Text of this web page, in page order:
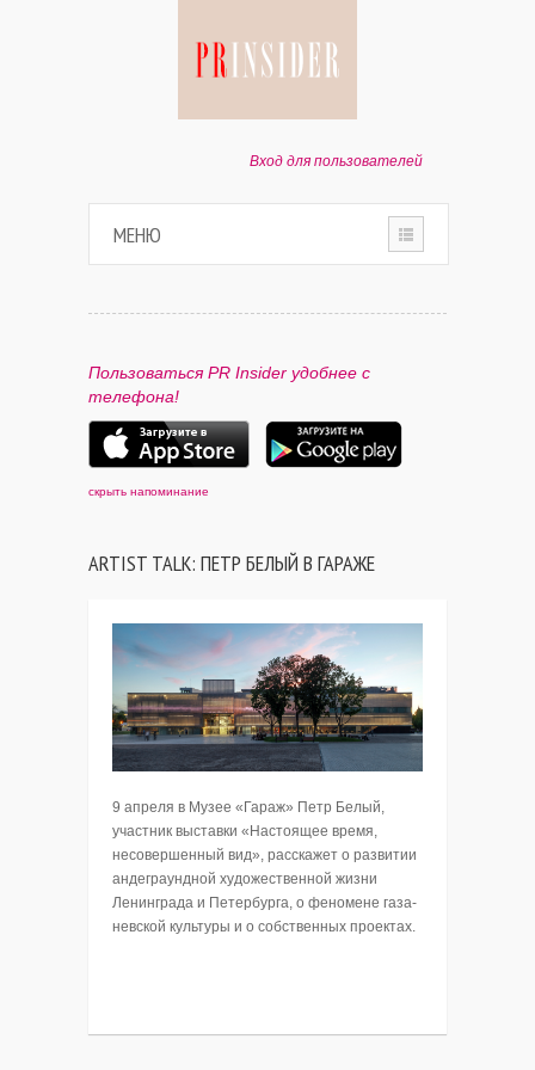
Вход для пользователей
МЕНЮ
ПАРТНЕРАМ
КОНТАКТЫ
Пользоваться PR Insider удобнее с
телефона!
скрыть напоминание
ARTIST TALK: ПЕТР БЕЛЫЙ В ГАРАЖЕ
9 апреля в Музее «Гараж» Петр Белый,
участник выставки «Настоящее время,
несовершенный вид», расскажет о развитии
андеграундной художественной жизни
Ленинграда и Петербурга, о феномене газа-
невской культуры и о собственных проектах.